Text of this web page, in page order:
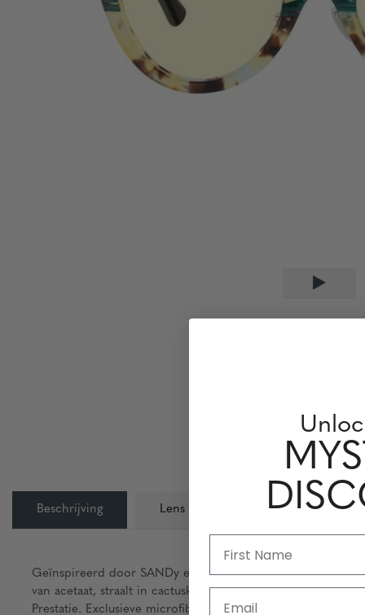
Beschrijving Lens Informatie
Geïnspireerd door SANDy en haar Cactus Friends,
van acetaat, straalt in cactuskleuren van groen, bruin en
Prestatie. Exclusieve microfiber reinigingsdoek, pouch en